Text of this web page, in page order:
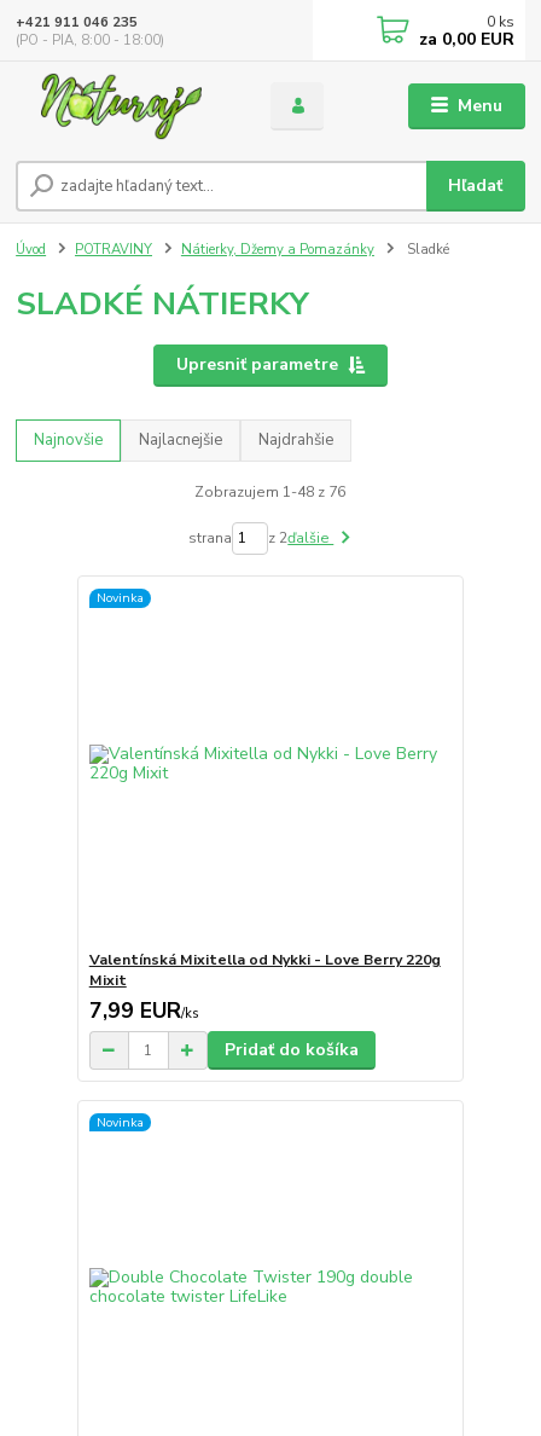
Menu
Hľadať
+421 911 046 235
(PO - PIA, 8:00 - 18:00)
0 ks
za 0,00 EUR
Úvod POTRAVINY Nátierky, Džemy a Pomazánky Sladké
SLADKÉ NÁTIERKY
Upresniť parametre
Najnovšie Najlacnejšie Najdrahšie
Zobrazujem 1-48 z 76
strana z 2ďalšie
Novinka
Valentínská Mixitella od Nykki - Love Berry 220g
Mixit
7,99 EUR/ks
Pridať do košíka
Novinka